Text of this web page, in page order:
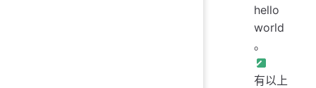
hello
world
。
有以上